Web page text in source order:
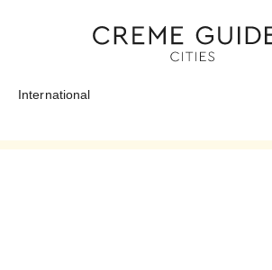
International